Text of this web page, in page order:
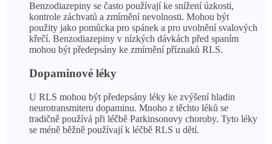
Benzodiazepiny se často používají ke snížení úzkosti,
kontrole záchvatů a zmírnění nevolnosti. Mohou být
použity jako pomůcka pro spánek a pro uvolnění svalových
křečí. Benzodiazepiny v nízkých dávkách před spaním
mohou být předepsány ke zmírnění příznaků RLS.
Dopaminové léky
U RLS mohou být předepsány léky ke zvýšení hladin
neurotransmiteru dopaminu. Mnoho z těchto léků se
tradičně používá při léčbě Parkinsonovy choroby. Tyto léky
se méně běžně používají k léčbě RLS u dětí.